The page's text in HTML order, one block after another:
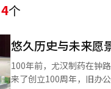
4个
悠久历史与未来
100年前，尤汉制药在钟
来了创立100周年，旧办